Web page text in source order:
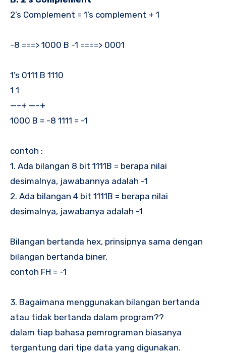
2’s Complement = 1’s complement + 1
-8 ===> 1000 B -1 ====> 0001
1’s 0111 B 1110
1 1
—–+ —–+
1000 B = -8 1111 = -1
contoh :
1. Ada bilangan 8 bit 1111B = berapa nilai
desimalnya, jawabannya adalah -1
2. Ada bilangan 4 bit 1111B = berapa nilai
desimalnya, jawabanya adalah -1
Bilangan bertanda hex, prinsipnya sama dengan
bilangan bertanda biner.
contoh FH = -1
3. Bagaimana menggunakan bilangan bertanda
atau tidak bertanda dalam program??
dalam tiap bahasa pemrograman biasanya
tergantung dari tipe data yang digunakan.